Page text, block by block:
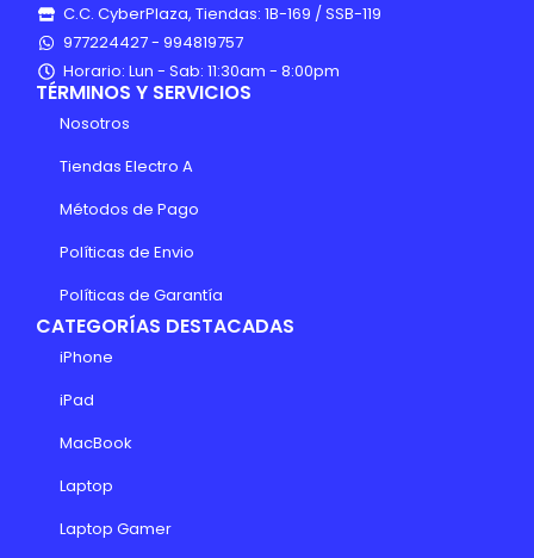
C.C. CyberPlaza, Tiendas: 1B-169 / SSB-119
977224427 - 994819757
Horario: Lun - Sab: 11:30am - 8:00pm
TÉRMINOS Y SERVICIOS
Nosotros
Tiendas Electro A
Métodos de Pago
Políticas de Envio
Políticas de Garantía
CATEGORÍAS DESTACADAS
iPhone
iPad
MacBook
Laptop
Laptop Gamer